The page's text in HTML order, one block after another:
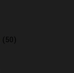
(50)